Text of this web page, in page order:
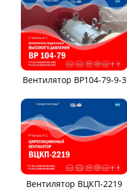
Вентилятор ВР104-79-9-3
Вентилятор ВЦКП-2219